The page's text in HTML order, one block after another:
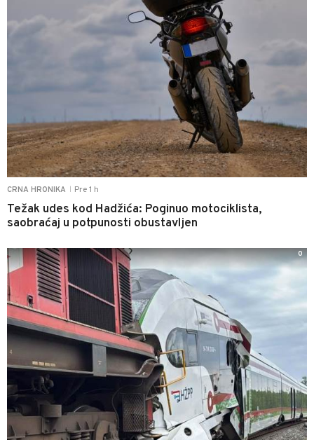
CRNA HRONIKA Pre 1 h
Težak udes kod Hadžića: Poginuo motociklista,
saobraćaj u potpunosti obustavljen
0